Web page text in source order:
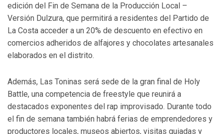
edición del Fin de Semana de la Producción Local –
Versión Dulzura, que permitirá a residentes del Partido de
La Costa acceder a un 20% de descuento en efectivo en
comercios adheridos de alfajores y chocolates artesanales
elaborados en el distrito.
Además, Las Toninas será sede de la gran final de Holy
Battle, una competencia de freestyle que reunirá a
destacados exponentes del rap improvisado. Durante todo
el fin de semana también habrá ferias de emprendedores y
productores locales, museos abiertos, visitas guiadas y